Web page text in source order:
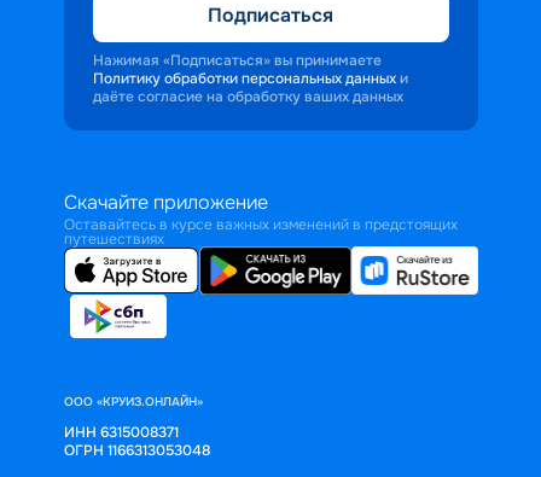
Подписаться
Нажимая «Подписаться» вы принимаете
Политику обработки персональных данных и
даёте согласие на обработку ваших данных
Скачайте приложение
Оставайтесь в курсе важных изменений в предстоящих
путешествиях
ООО «КРУИЗ.ОНЛАЙН»
ИНН 6315008371
ОГРН 1166313053048